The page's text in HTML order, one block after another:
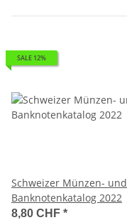
SALE 12%
Schweizer Münzen- und
Banknotenkatalog 2022
8,80 CHF *